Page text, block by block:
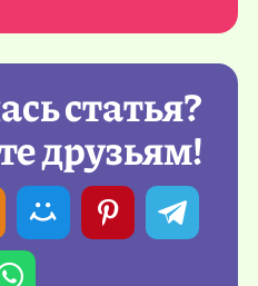
статья?
друзьям!